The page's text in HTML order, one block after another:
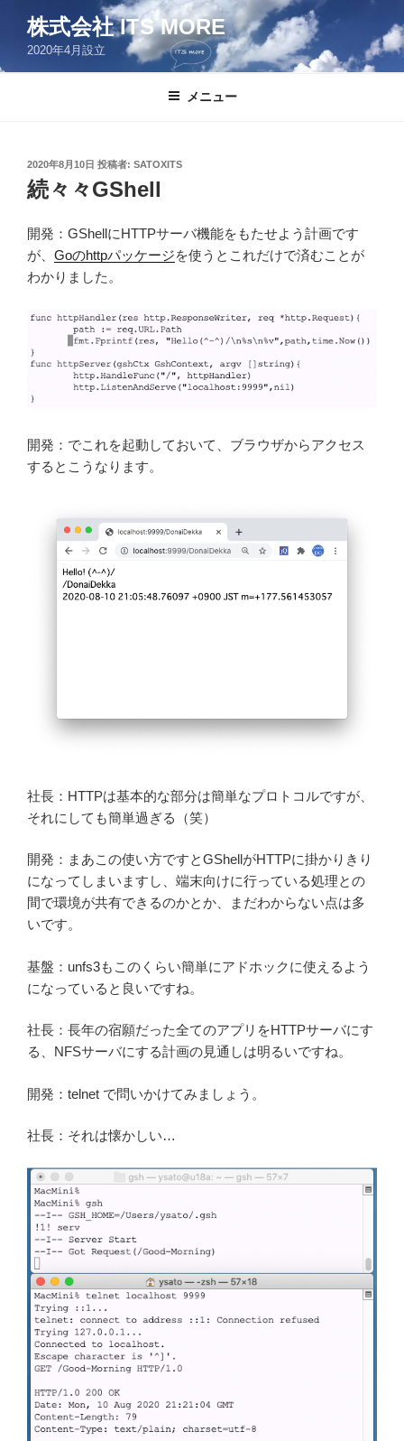
ン
株式会社 ITS MORE
2020年4月設立
メニュー
投
稿
日:
2020年8月10日 投稿者: SATOXITS
続々々GShell
開発：GShellにHTTPサーバ機能をもたせよう計画です
が、 Goのhttpパッケージを使うとこれだけで済むことが
わかりました。
開発：でこれを起動しておいて、ブラウザからアクセス
するとこうなります。
社長：HTTPは基本的な部分は簡単なプロトコルですが、
それにしても簡単過ぎる（笑）
開発：まあこの使い方ですとGShellがHTTPに掛かりきり
になってしまいますし、端末向けに行っている処理との
間で環境が共有できるのかとか、まだわからない点は多
いです。
基盤：unfs3もこのくらい簡単にアドホックに使えるよう
になっていると良いですね。
社長：長年の宿願だった全てのアプリをHTTPサーバにす
る、NFSサーバにする計画の見通しは明るいですね。
開発：telnet で問いかけてみましょう。
社長：それは懐かしい…